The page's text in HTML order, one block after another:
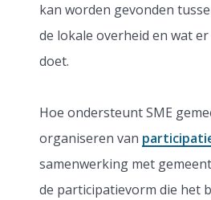
kan worden gevonden
de lokale overheid en wat
doet.
Hoe ondersteunt SME
organiseren van
samenwerking met
de participatievorm die het